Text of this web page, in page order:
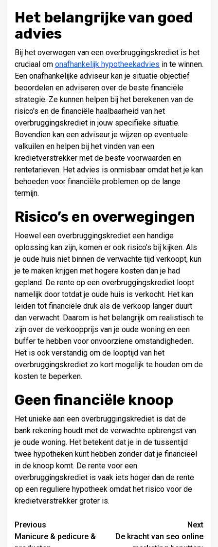
Het belangrijke van goed
advies
Bij het overwegen van een overbruggingskrediet is het
cruciaal om onafhankelijk hypotheekadvies in te winnen.
Een onafhankelijke adviseur kan je situatie objectief
beoordelen en adviseren over de beste financiële
strategie. Ze kunnen helpen bij het berekenen van de
risico’s en de financiële haalbaarheid van het
overbruggingskrediet in jouw specifieke situatie.
Bovendien kan een adviseur je wijzen op eventuele
valkuilen en helpen bij het vinden van een
kredietverstrekker met de beste voorwaarden en
rentetarieven. Het advies is onmisbaar omdat het je kan
behoeden voor financiële problemen op de lange
termijn.
Risico’s en overwegingen
Hoewel een overbruggingskrediet een handige
oplossing kan zijn, komen er ook risico’s bij kijken. Als
je oude huis niet binnen de verwachte tijd verkoopt, kun
je te maken krijgen met hogere kosten dan je had
gepland. De rente op een overbruggingskrediet loopt
namelijk door totdat je oude huis is verkocht. Het kan
leiden tot financiële druk als de verkoop langer duurt
dan verwacht. Daarom is het belangrijk om realistisch te
zijn over de verkoopprijs van je oude woning en een
buffer te hebben voor onvoorziene omstandigheden.
Het is ook verstandig om de looptijd van het
overbruggingskrediet zo kort mogelijk te houden om de
kosten te beperken.
Geen financiële knoop
Het unieke aan een overbruggingskrediet is dat de
bank rekening houdt met de verwachte opbrengst van
je oude woning. Het betekent dat je in de tussentijd
twee hypotheken kunt hebben zonder dat je financieel
in de knoop komt. De rente voor een
overbruggingskrediet is vaak iets hoger dan de rente
op een reguliere hypotheek omdat het risico voor de
kredietverstrekker groter is.
Post
navigation
Previous
Manicure & pedicure &
Next
De kracht van seo online